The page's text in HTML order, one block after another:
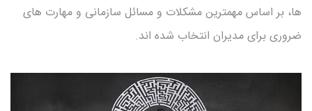
ها، بر اساس مهمترین مشکلات و مسائل سازمانی و مهارت های
ضروری برای مدیران انتخاب شده اند.